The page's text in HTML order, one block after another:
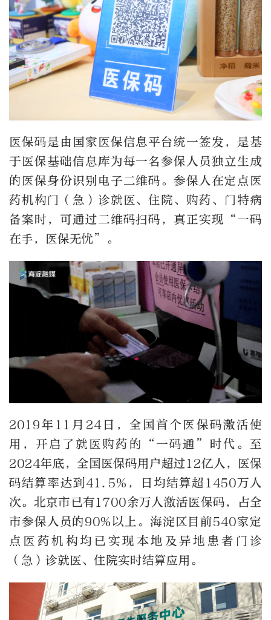
医保码是由国家医保信息平台统一签发，是基
于医保基础信息库为每一名参保人员独立生成
的医保身份识别电子二维码。参保人在定点医
药机构门 （急） 诊就医、住院、购药、门特病
备案时，可通过二维码扫码，真正实现“一码
在手，医保无忧”。
2019年11月24日，全国首个医保码激活使
用，开启了就医购药的“一码通”时代。至
2024年底，全国医保码用户超过12亿人，医保
码结算率达到41.5%，日均结算超 1450万人
次。北京市已有1700余万人激活医保码，占全
市参保人员的90%以上。海淀区目前540家定
点医药机构均已实现本地及异地患者门诊
（急） 诊就医、住院实时结算应用。